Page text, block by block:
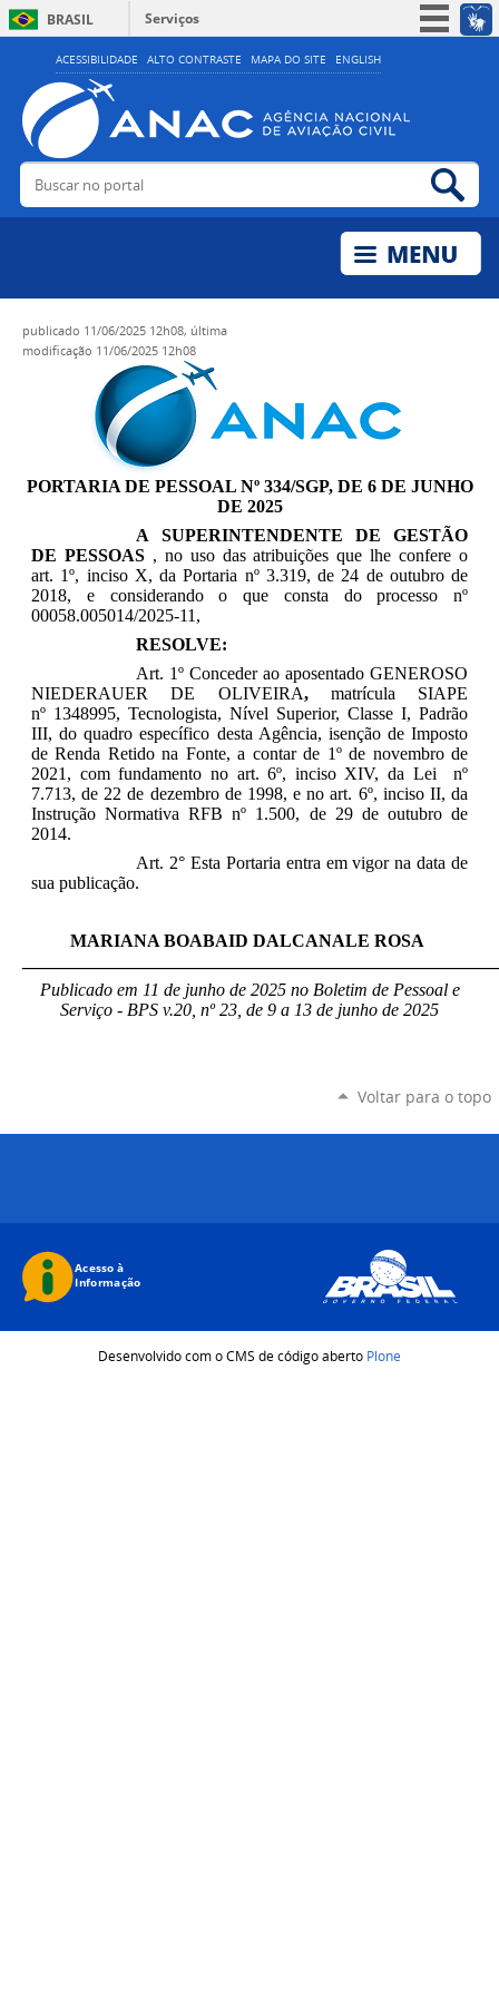
ACESSIBILIDADE ALTO CONTRASTE MAPA DO SITE ENGLISH
BRASIL
Serviços
Simplifique!
Acesso à informação
Legislação
Buscar no portal
publicado 11/06/2025 12h08, última
modificação 11/06/2025 12h08
PORTARIA DE PESSOAL Nº 334/SGP, DE 6 DE JUNHO
DE 2025
ASUPERINTENDENTE DE GESTÃO
DE PESSOAS , no uso das atribuições que lhe confere o
art. 1º, inciso X, da Portaria nº 3.319, de 24 de outubro de
2018, e considerando o que consta do processo nº
00058.005014/2025-11,
RESOLVE:
Art. 1º Conceder ao aposentado GENEROSO
NIEDERAUER DE OLIVEIRA, matrícula SIAPE
nº 1348995, Tecnologista, Nível Superior, Classe I, Padrão
III, do quadro específico desta Agência, isenção de Imposto
de Renda Retido na Fonte, a contar de 1º de novembro de
2021, com fundamento no art. 6º, inciso XIV, da Lei nº
7.713, de 22 de dezembro de 1998, e no art. 6º, inciso II, da
Instrução Normativa RFB nº 1.500, de 29 de outubro de
2014.
Art. 2° Esta Portaria entra em vigor na data de
sua publicação.
MARIANA BOABAID DALCANALE ROSA
Publicado em 11 de junho de 2025 no Boletim de Pessoal e
Serviço - BPS v.20, nº 23, de 9 a 13 de junho de 2025
Voltar para o topo
Desenvolvido com o CMS de código aberto Plone